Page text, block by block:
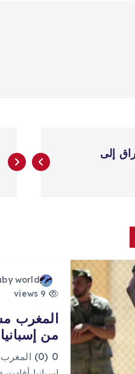
العراق إلى
world
المغرب
من إسبانيا
0 (0)